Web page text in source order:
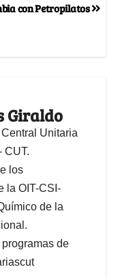
con Petropilatos
Giraldo
Unitaria
CUT.
los
la OIT-CSI-
de la
de